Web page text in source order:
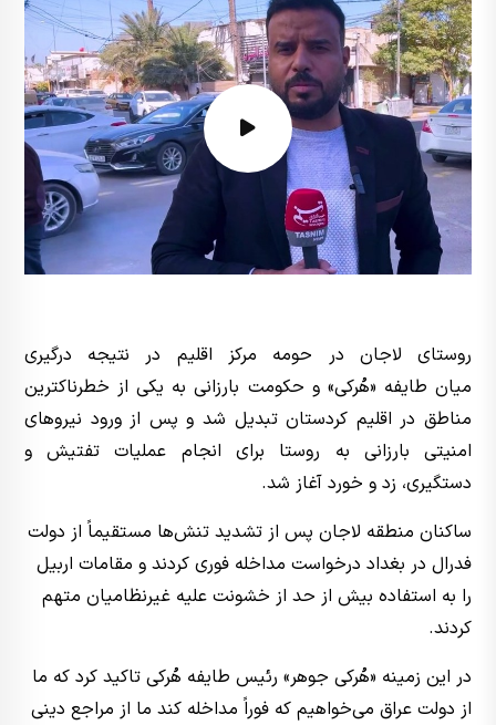
روستای لاجان در حومه مرکز اقلیم در نتیجه درگیری
میان طایفه «هُرکی» و حکومت بارزانی به یکی از خطرناکترین
مناطق در اقلیم کردستان تبدیل شد و پس از ورود نیروهای
امنیتی بارزانی به روستا برای انجام عملیات تفتیش و
دستگیری، زد و خورد آغاز شد.
ساکنان منطقه لاجان پس از تشدید تنش‌ها مستقیماً از دولت
فدرال در بغداد درخواست مداخله فوری کردند و مقامات اربیل
را به استفاده بیش از حد از خشونت علیه غیرنظامیان متهم
کردند.
در این زمینه «هُرکی جوهر» رئیس طایفه هُرکی تاکید کرد که ما
از دولت عراق می‌خواهیم که فوراً مداخله کند ما از مراجع دینی